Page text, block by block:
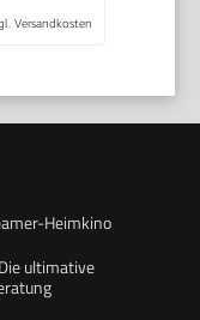
Versandkosten
Heimkino
ultimative